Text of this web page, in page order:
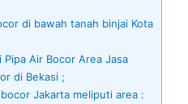
di bawah tanah binjai Kota
Air Bocor Area Jasa
di Bekasi ;
Jakarta meliputi area :